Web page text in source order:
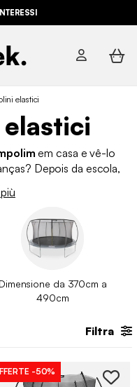
elastici
em casa e vê-lo
Depois da escola,
ponto do jardim onde há
se… sem ser preciso sair
Na sweeek vais
diferentes espaços e
mais compactos até
como aproveitas o
Dimensione da 370cm a
490cm
Filtra
-50%